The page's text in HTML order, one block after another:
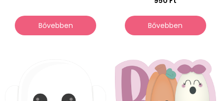
Bővebben Bővebben